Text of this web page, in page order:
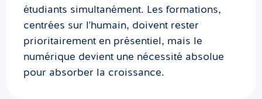
étudiants simultanément. Les formations,
centrées sur l'humain, doivent rester
prioritairement en présentiel, mais le
numérique devient une nécessité absolue
pour absorber la croissance.